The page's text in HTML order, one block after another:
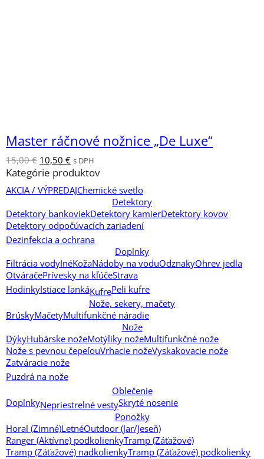
Master ráčnové nožnice „De Luxe“
15,00€ Pôvodná
cena
bola:
15,00 €.
10,50 €Aktuálna
cena
10,50 €.
s DPH
Kategórie produktov
AKCIA / VÝPREDAJChemické svetlo
Detektory
Detektory bankoviekDetektory kamierDetektory kovov
Detektory odpočúvacích zariadení
Dezinfekcia a ochrana
Doplnky
Filtrácia vodyInéKožaNádoby na voduOdznakyOhrev jedla
OtváračePrívesky na kľúčeStrava
HodinkyIstiace lankáKufrePeli kufre
Nože, sekery, mačety
BrúskyMačetyMultifunkčné náradie
Nože
DýkyHubárske nožeMotýliky nožeMultifunkčné nože
Nože s pevnou čepeľouVrhacie nožeVyskakovacie nože
Zatváracie nože
Puzdrá na nože
Oblečenie
DoplnkyNepriestrelné vestySkryté nosenie
Ponožky
Horal (Zimné)LetnéOutdoor (Jar/Jeseň)
Ranger (Aktívne) podkolienkyTramp (Záťažové)
Tramp (Záťažové) nadkolienkyTramp (Záťažové) podkolienky